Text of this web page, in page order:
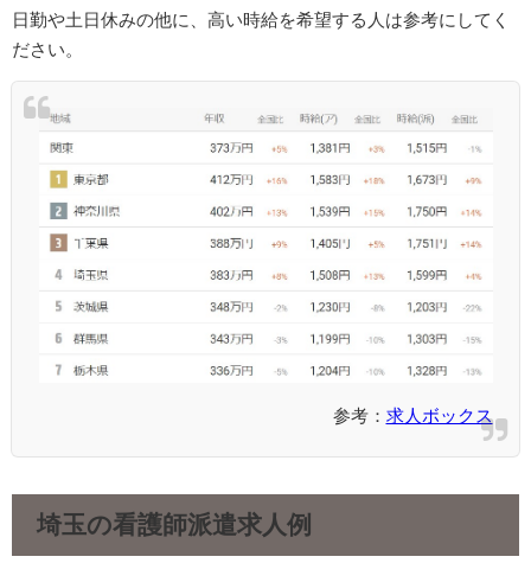
日勤や土日休みの他に、高い時給を希望する人は参考にしてく
ださい。
参考： 求人ボックス
埼玉の看護師派遣求人例